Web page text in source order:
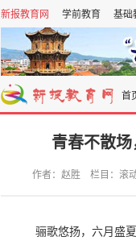
新报教育网 学前教育 基础
首
青春不散
作者：赵胜 栏目：滚
骊歌悠扬，六月盛